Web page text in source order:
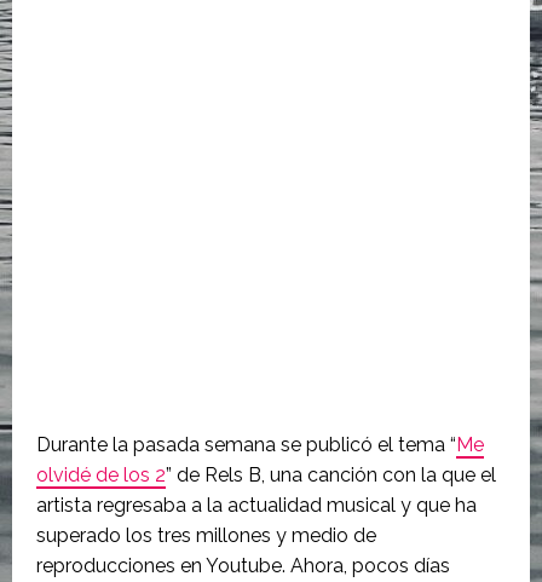
Durante la pasada semana se publicó el tema “Me
olvidé de los 2” de Rels B, una canción con la que el
artista regresaba a la actualidad musical y que ha
superado los tres millones y medio de
reproducciones en Youtube. Ahora, pocos días